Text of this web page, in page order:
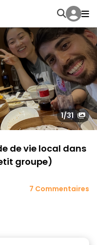
1/31
de vie local dans
groupe)
7 Commentaires